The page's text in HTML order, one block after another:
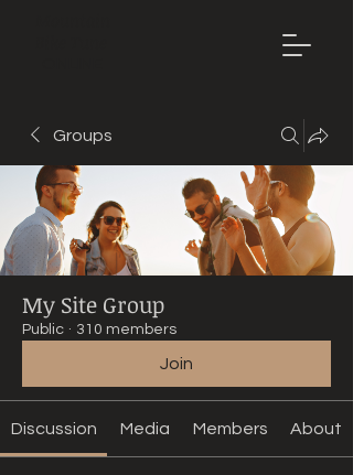
Groups
My Site Group
Public · 310 members
Join
Discussion Media Members About